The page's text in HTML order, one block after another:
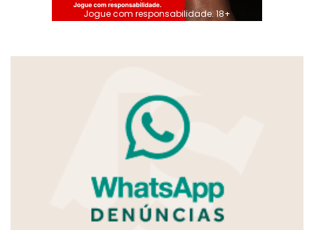
Jogue com responsabilidade. 18+